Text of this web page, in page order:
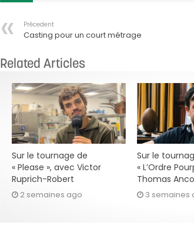
Précedent
Casting pour un court métrage
Related Articles
Sur le tournage de
« Please », avec Victor
Ruprich-Robert
2 semaines ago
Sur le
« L’Ordre
Thomas
3 semaines